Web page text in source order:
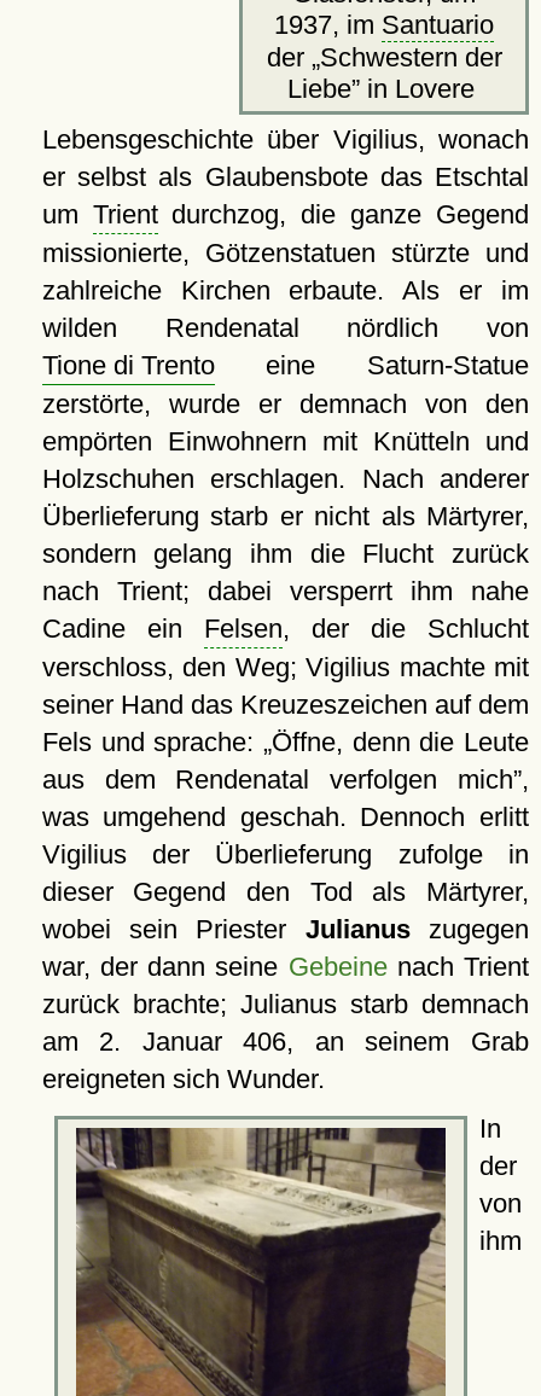
1937, im Santuario
der Schwestern der
Liebe in Lovere
Lebensgeschichte über Vigilius, wonach
er selbst als Glaubensbote das Etschtal
um Trientdurchzog, die ganze Gegend
missionierte, Götzenstatuen stürzte und
zahlreiche Kirchen erbaute. Als er im
wilden Rendenatal nördlich von
Tione di Trentoeine Saturn-Statue
zerstörte, wurde er demnach von den
empörten Einwohnern mit Knütteln und
Holzschuhen erschlagen. Nach anderer
Überlieferung starb er nicht als Märtyrer,
sondern gelang ihm die Flucht zurück
nach Trient; dabei versperrt ihm nahe
Cadine ein Felsen, der die Schlucht
verschloss, den Weg; Vigilius machte mit
seiner Hand das Kreuzeszeichen auf dem
Fels und sprache:
Öffne, denn die Leute
aus dem Rendenatal verfolgen mich ,
was umgehend geschah. Dennoch erlitt
Vigilius der Überlieferung zufolge in
dieser Gegend den Tod als Märtyrer,
wobei sein Priester Julianuszugegen
war, der dann seine Gebeinenach Trient
zurück brachte; Julianus starb demnach
am 2. Januar 406, an seinem Grab
ereigneten sich Wunder.
In
der
von
ihm